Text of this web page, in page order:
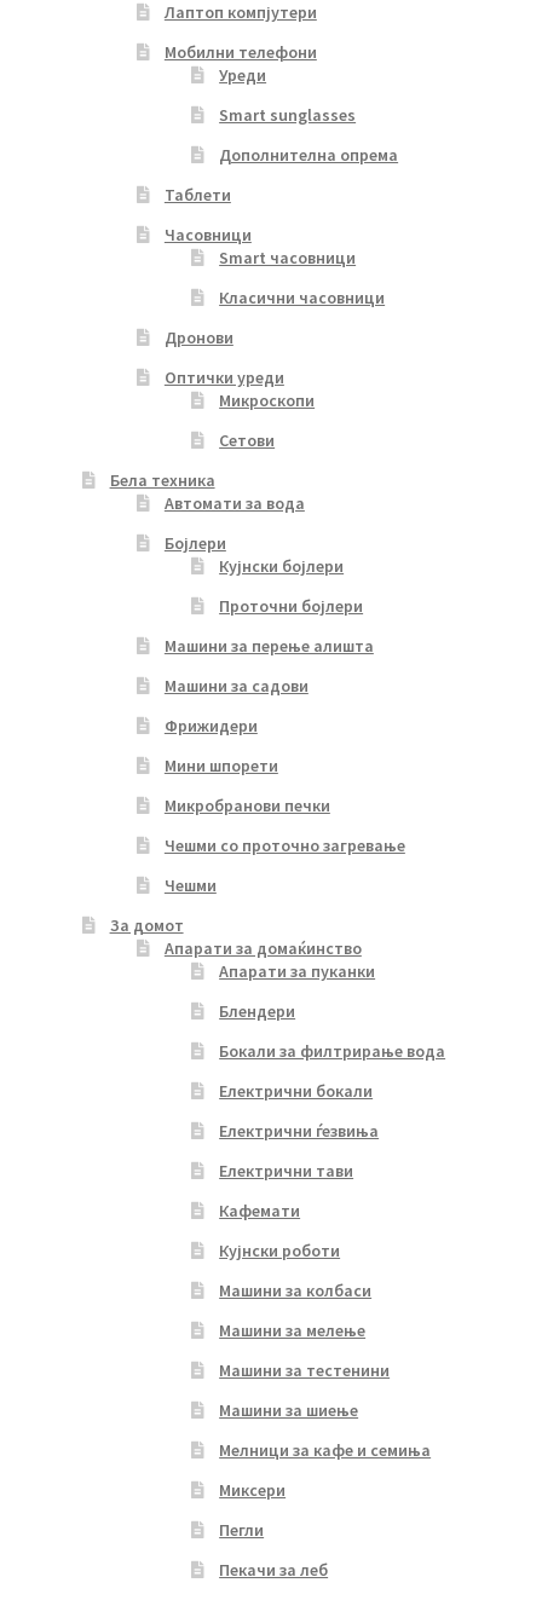
Лаптоп компјутери
Мобилни телефони
Уреди
Smart sunglasses
Дополнителна опрема
Таблети
Часовници
Smart часовници
Класични часовници
Дронови
Оптички уреди
Микроскопи
Сетови
Бела техника
Автомати за вода
Бојлери
Кујнски бојлери
Проточни бојлери
Машини за перење алишта
Машини за садови
Фрижидери
Мини шпорети
Микробранови печки
Чешми со проточно загревање
Чешми
За домот
Апарати за домаќинство
Апарати за пуканки
Блендери
Бокали за филтрирање вода
Електрични бокали
Електрични ѓезвиња
Електрични тави
Кафемати
Кујнски роботи
Машини за колбаси
Машини за мелење
Машини за тестенини
Машини за шиење
Мелници за кафе и семиња
Миксери
Пегли
Пекачи за леб